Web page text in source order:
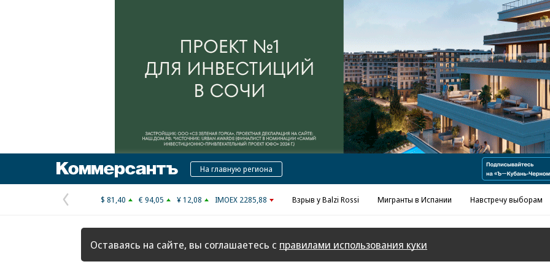
Реклама в «Ъ» www.kommersant.ru/ad
КоммерсантъНа главную региона
Предыдущая
страница
$ 81,40 € 94,05 ¥ 12,08 IMOEX 2285,88 Взрыв у Balzi Rossi Мигранты в Испании Навстречу выборам
Оставаясь на сайте, вы соглашаетесь с правилами использования куки